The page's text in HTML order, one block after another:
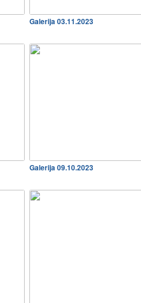
Galerija 03.11.2023
Galerija 09.10.2023